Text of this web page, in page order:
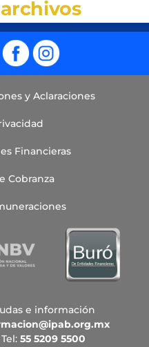
Fb Ig
y Aclaraciones
Financieras
Cobranza
e información
Tel: 55 5209 5500